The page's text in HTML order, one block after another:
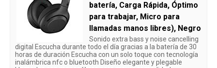
batería, Carga Rápida, Óptimo
para trabajar, Micro para
llamadas manos libres), Negro
Sonido extra bass y noise cancelling
digital Escucha durante todo el día gracias a la batería de 30
horas de duración Escucha con un solo toque con tecnología
inalámbrica nfc o bluetooth Diseño elegante y plegable